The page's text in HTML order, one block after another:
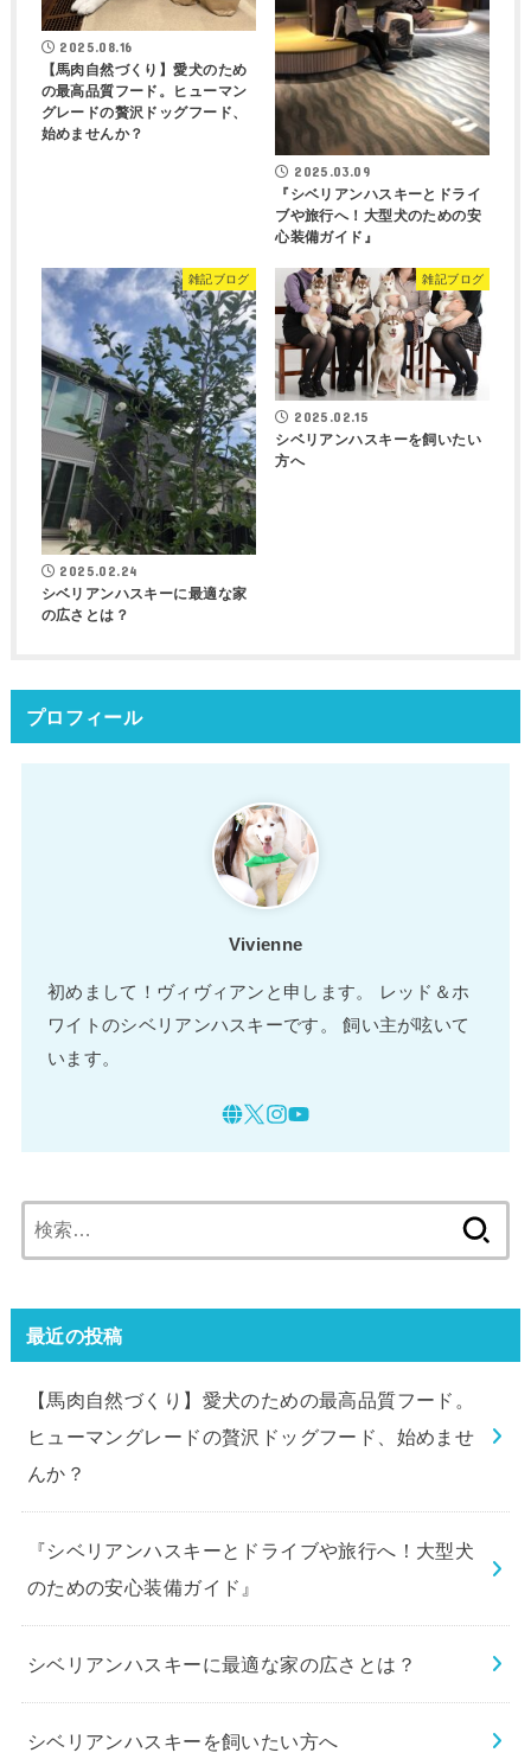
2025.08.16
【馬肉自然づくり】愛犬のため
の最高品質フード。ヒューマン
グレードの贅沢ドッグフード、
始めませんか？
2025.03.09
『シベリアンハスキーとドライ
ブや旅行へ！大型犬のための安
心装備ガイド』
雑記ブログ
2025.02.24
シベリアンハスキーに最適な家
の広さとは？
雑記ブログ
2025.02.15
シベリアンハスキーを飼いたい
方へ
プロフィール
Vivienne
初めまして！ヴィヴィアンと申します。 レッド＆ホ
ワイトのシベリアンハスキーです。 飼い主が呟いて
います。
索:
最近の投稿
【馬肉自然づくり】愛犬のための最高品質フード。
ヒューマングレードの贅沢ドッグフード、始めませ
んか？
『シベリアンハスキーとドライブや旅行へ！大型犬
のための安心装備ガイド』
シベリアンハスキーに最適な家の広さとは？
シベリアンハスキーを飼いたい方へ